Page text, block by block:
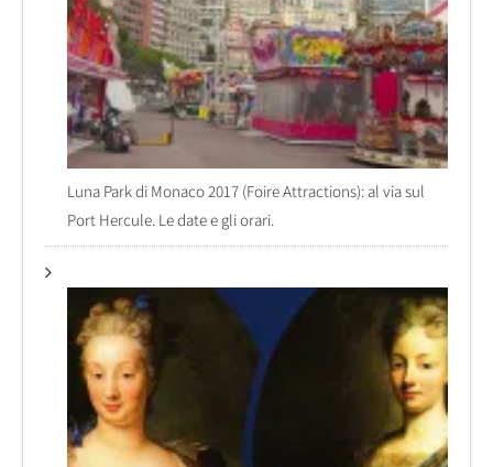
Luna Park di Monaco 2017 (Foire Attractions): al via sul
Port Hercule. Le date e gli orari.